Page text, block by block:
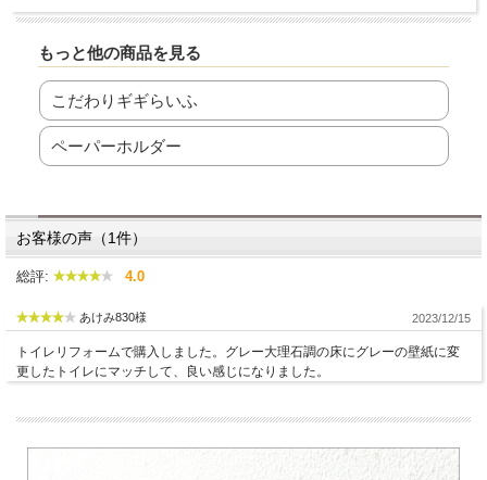
もっと他の商品を見る
こだわりギギらいふ
ペーパーホルダー
お客様の声（1件）
総評: 4.0
あけみ830様 2023/12/15
トイレリフォームで購入しました。グレー大理石調の床にグレーの壁紙に変
更したトイレにマッチして、良い感じになりました。